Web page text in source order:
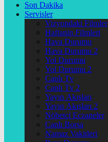
Son Dakika
Servisler
Vizyondaki Filmler
Haftanin Filmleri
Hava Durumu
Hava Durumu 2
Yol Durumu
Yol Durumu 2
Canlı Tv
Canlı Tv 2
Yayın Akışları
Yayın Akışları 2
Nöbetçi Eczaneler
Canlı Borsa
Namaz Vakitleri